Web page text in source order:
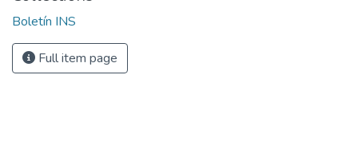
Boletín INS
Full item page